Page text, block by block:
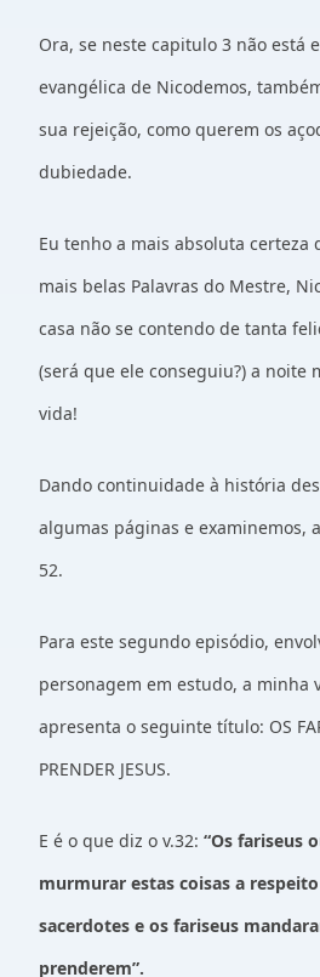
Ora, se neste capitulo 3 não está
evangélica de Nicodemos,
sua rejeição, como querem os
dubiedade.
Eu tenho a mais absoluta certeza
mais belas Palavras do Mestre,
casa não se contendo de tanta
(será que ele conseguiu?) a noite
vida!
Dando continuidade à história
algumas páginas e examinemos,
52.
Para este segundo episódio,
personagem em estudo, a minha
apresenta o seguinte título: OS
PRENDER JESUS.
E é o que diz o v.32: “Os fariseus
murmurar estas coisas a
sacerdotes e os fariseus
prenderem”.